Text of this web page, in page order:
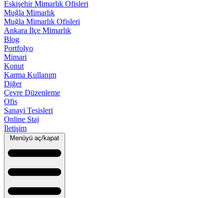
Eskişehir Mimarlık Ofisleri
Muğla Mimarlık
Muğla Mimarlık Ofisleri
Ankara İlçe Mimarlık
Blog
Portfolyo
Mimari
Konut
Karma Kullanım
Diğer
Çevre Düzenleme
Ofis
Sanayi Tesisleri
Online Staj
İletişim
Menüyü aç/kapat